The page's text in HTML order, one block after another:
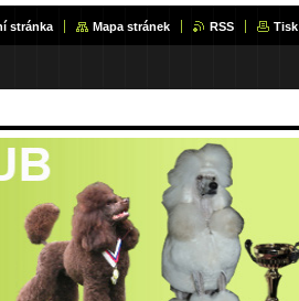
stránka Mapa stránek RSS Tisk